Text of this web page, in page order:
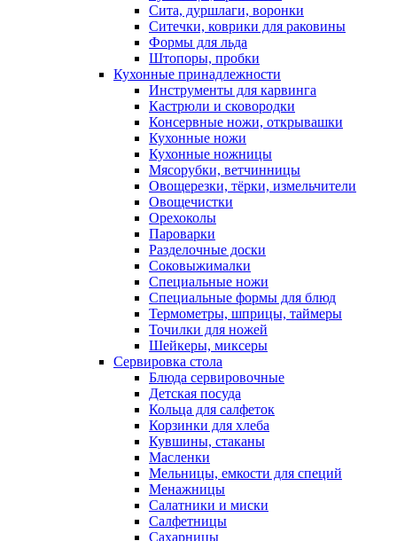
Сита, дуршлаги, воронки
Ситечки, коврики для раковины
Формы для льда
Штопоры, пробки
Кухонные принадлежности
Инструменты для карвинга
Кастрюли и сковородки
Консервные ножи, открывашки
Кухонные ножи
Кухонные ножницы
Мясорубки, ветчинницы
Овощерезки, тёрки, измельчители
Овощечистки
Орехоколы
Пароварки
Разделочные доски
Соковыжималки
Специальные ножи
Специальные формы для блюд
Термометры, шприцы, таймеры
Точилки для ножей
Шейкеры, миксеры
Сервировка стола
Блюда сервировочные
Детская посуда
Кольца для салфеток
Корзинки для хлеба
Кувшины, стаканы
Масленки
Мельницы, емкости для специй
Менажницы
Салатники и миски
Салфетницы
Сахарницы